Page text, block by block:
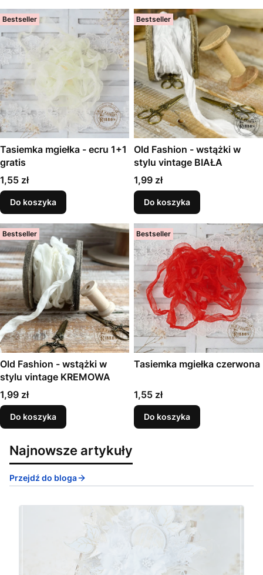
Bestseller
Tasiemka mgiełka - ecru 1+1
gratis
Cena
1,55 zł
Do koszyka
Bestseller
Old Fashion - wstążki w
stylu vintage BIAŁA
Cena
1,99 zł
Do koszyka
Bestseller
Old Fashion - wstążki w
stylu vintage KREMOWA
Cena
1,99 zł
Do koszyka
Bestseller
Tasiemka mgiełka czerwona
Cena
1,55 zł
Do koszyka
Najnowsze artykuły
Przejdź do bloga